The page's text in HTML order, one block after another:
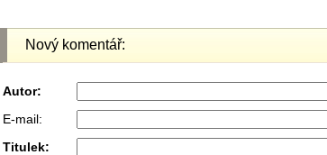
Nový komentář:
Autor:
E-mail:
Titulek: